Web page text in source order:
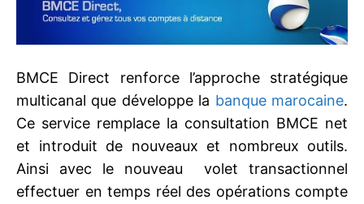
BMCE Direct renforce l’approche stratégique
multicanal que développe la banque marocaine.
Ce service remplace la consultation BMCE net
et introduit de nouveaux et nombreux outils.
Ainsi avec le nouveau volet transactionnel
effectuer en temps réel des opérations compte